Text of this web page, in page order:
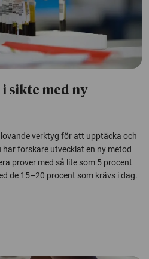
sikte med ny
verktyg för att upptäcka och
forskare utvecklat en ny metod
prover med så lite som 5 procent
de 15–20 procent som krävs i dag.